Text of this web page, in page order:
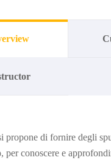
propone di fornire degli
per conoscere e